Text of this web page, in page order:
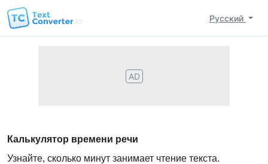
Русский
AD
Калькулятор времени речи
Узнайте, сколько минут занимает чтение текста.